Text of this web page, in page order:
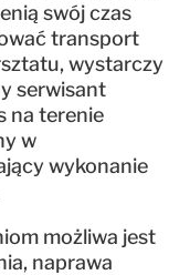
swój czas
transport
wystarczy
serwisant
na terenie
w
wykonanie
możliwa jest
naprawa